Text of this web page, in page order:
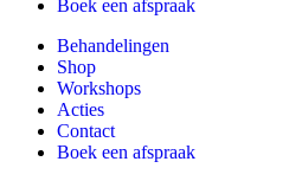
Boek een afspraak
Behandelingen
Shop
Workshops
Acties
Contact
Boek een afspraak